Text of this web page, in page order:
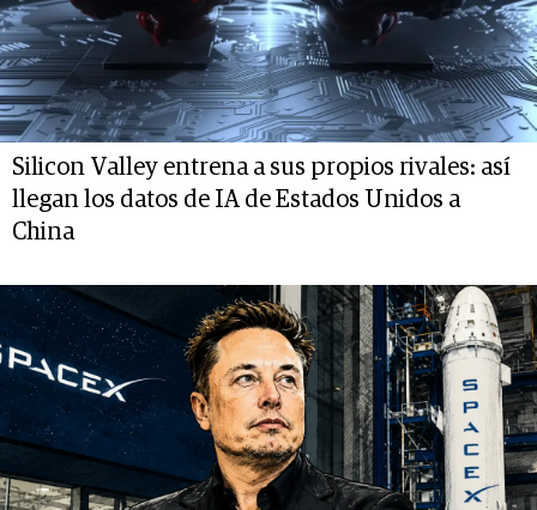
Silicon Valley entrena a sus propios rivales: así
llegan los datos de IA de Estados Unidos a
China